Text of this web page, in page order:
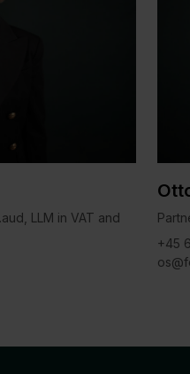
LLM in VAT and
+45